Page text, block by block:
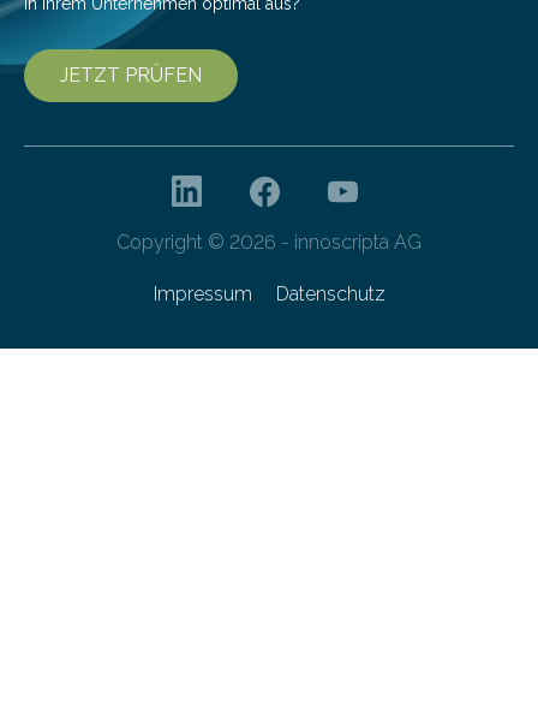
in Ihrem Unternehmen optimal aus?
JETZT PRÜFEN
Copyright © 2026 - innoscripta AG
Impressum Datenschutz